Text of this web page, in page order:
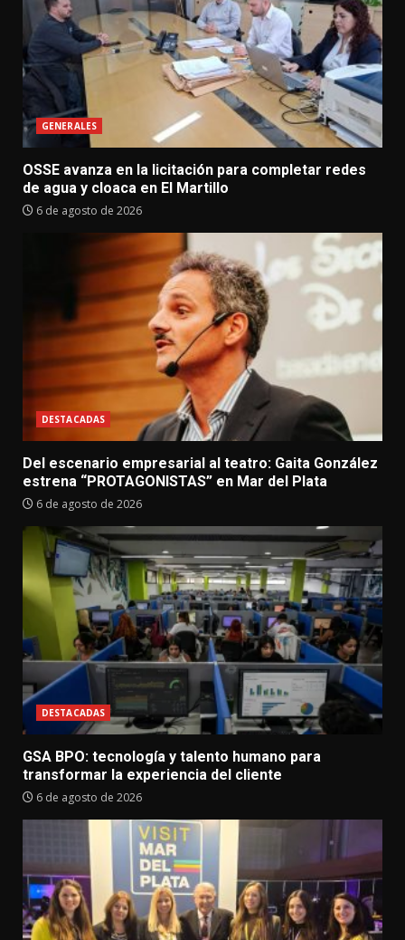
GENERALES
OSSE avanza en la licitación para completar redes
de agua y cloaca en El Martillo
6 de agosto de 2026
DESTACADAS
Del escenario empresarial al teatro: Gaita González
estrena “PROTAGONISTAS” en Mar del Plata
6 de agosto de 2026
DESTACADAS
GSA BPO: tecnología y talento humano para
transformar la experiencia del cliente
6 de agosto de 2026